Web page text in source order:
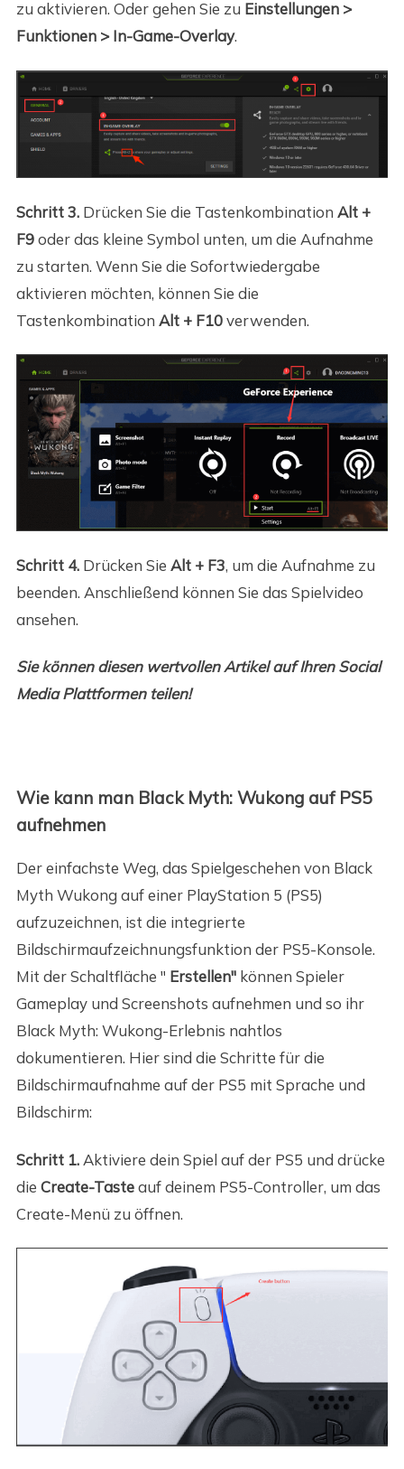
zu aktivieren. Oder gehen Sie zu Einstellungen >
Funktionen > In-Game-Overlay.
Schritt 3. Drücken Sie die Tastenkombination Alt +
F9oder das kleine Symbol unten, um die Aufnahme
zu starten. Wenn Sie die Sofortwiedergabe
aktivieren möchten, können Sie die
Tastenkombination Alt + F10verwenden.
Schritt 4. Drücken Sie Alt + F3, um die Aufnahme zu
beenden. Anschließend können Sie das Spielvideo
ansehen.
Sie können diesen wertvollen Artikel auf Ihren Social
Media Plattformen teilen!
Wie kann man Black Myth: Wukong auf PS5
aufnehmen
Der einfachste Weg, das Spielgeschehen von Black
Myth Wukong auf einer PlayStation 5 (PS5)
aufzuzeichnen, ist die integrierte
Bildschirmaufzeichnungsfunktion der PS5-Konsole.
Mit der Schaltfläche " Erstellen" können Spieler
Gameplay und Screenshots aufnehmen und so ihr
Black Myth: Wukong-Erlebnis nahtlos
dokumentieren. Hier sind die Schritte für die
Bildschirmaufnahme auf der PS5 mit Sprache und
Bildschirm:
Schritt 1. Aktiviere dein Spiel auf der PS5 und drücke
die Create-Tasteauf deinem PS5-Controller, um das
Create-Menü zu öffnen.